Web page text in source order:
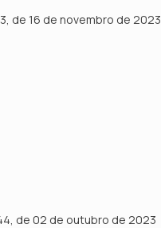
de 16 de novembro de 2023
de 02 de outubro de 2023